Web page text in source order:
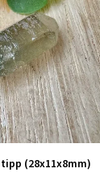
(28x11x8mm)